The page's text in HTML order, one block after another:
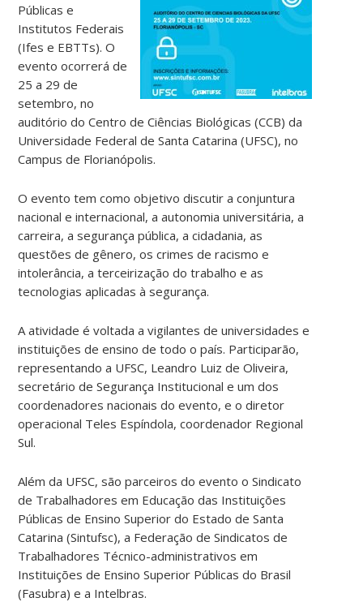
Públicas e
Institutos Federais
(Ifes e EBTTs). O
evento ocorrerá de
25 a 29 de
setembro, no
auditório do Centro de Ciências Biológicas (CCB) da
Universidade Federal de Santa Catarina (UFSC), no
Campus de Florianópolis.
O evento tem como objetivo discutir a conjuntura
nacional e internacional, a autonomia universitária, a
carreira, a segurança pública, a cidadania, as
questões de gênero, os crimes de racismo e
intolerância, a terceirização do trabalho e as
tecnologias aplicadas à segurança.
A atividade é voltada a vigilantes de universidades e
instituições de ensino de todo o país. Participarão,
representando a UFSC, Leandro Luiz de Oliveira,
secretário de Segurança Institucional e um dos
coordenadores nacionais do evento, e o diretor
operacional Teles Espíndola, coordenador Regional
Sul.
Além da UFSC, são parceiros do evento o Sindicato
de Trabalhadores em Educação das Instituições
Públicas de Ensino Superior do Estado de Santa
Catarina (Sintufsc), a Federação de Sindicatos de
Trabalhadores Técnico-administrativos em
Instituições de Ensino Superior Públicas do Brasil
(Fasubra) e a Intelbras.